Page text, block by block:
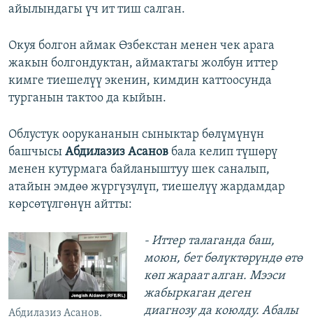
айылындагы үч ит тиш салган.
Окуя болгон аймак Өзбекстан менен чек арага
жакын болгондуктан, аймактагы жолбун иттер
кимге тиешелүү экенин, кимдин каттоосунда
турганын тактоо да кыйын.
Облустук оорукананын сыныктар бөлүмүнүн
башчысы Абдилазиз Асанов бала келип түшөрү
менен кутурмага байланыштуу шек саналып,
атайын эмдөө жүргүзүлүп, тиешелүү жардамдар
көрсөтүлгөнүн айтты:
Абдилазиз Асанов.
- Иттер талаганда баш,
моюн, бет бөлүктөрүндө өтө
көп жараат алган. Мээси
жабыркаган деген
диагнозу да коюлду. Абалы